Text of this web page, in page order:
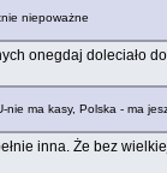
niepoważne
onegdaj doleciało
ma kasy, Polska - ma
inna. Że bez